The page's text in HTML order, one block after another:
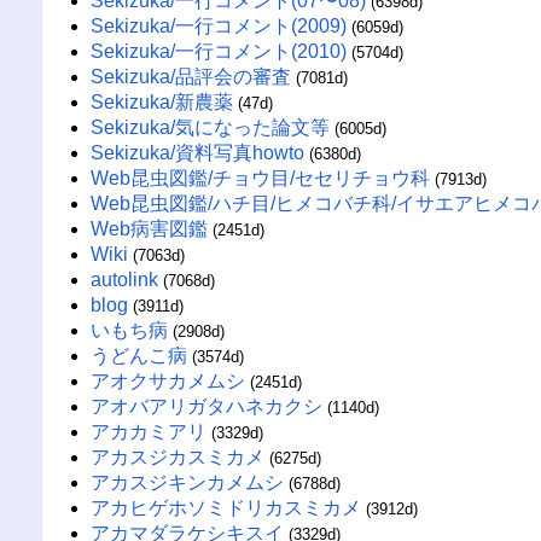
Sekizuka/一行コメント(2009) (6059d)
Sekizuka/一行コメント(2010) (5704d)
Sekizuka/品評会の審査 (7081d)
Sekizuka/新農薬 (47d)
Sekizuka/気になった論文等 (6005d)
Sekizuka/資料写真howto (6380d)
Web昆虫図鑑/チョウ目/セセリチョウ科 (7913d)
Web昆虫図鑑/ハチ目/ヒメコバチ科/イサエアヒメコ
Web病害図鑑 (2451d)
Wiki (7063d)
autolink (7068d)
blog (3911d)
いもち病 (2908d)
うどんこ病 (3574d)
アオクサカメムシ (2451d)
アオバアリガタハネカクシ (1140d)
アカカミアリ (3329d)
アカスジカスミカメ (6275d)
アカスジキンカメムシ (6788d)
アカヒゲホソミドリカスミカメ (3912d)
アカマダラケシキスイ (3329d)